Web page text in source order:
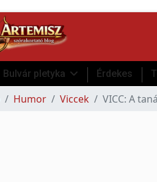
Bulvár pletyka Érdekes
Humor Viccek VICC: A